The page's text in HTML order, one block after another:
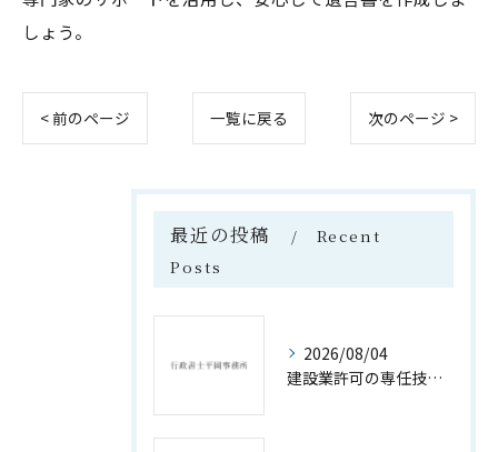
しょう。
< 前のページ 一覧に戻る 次のページ >
最近の投稿
Recent
Posts
2026/08/04
建設業許可の専任技術者資格要件詳細解説